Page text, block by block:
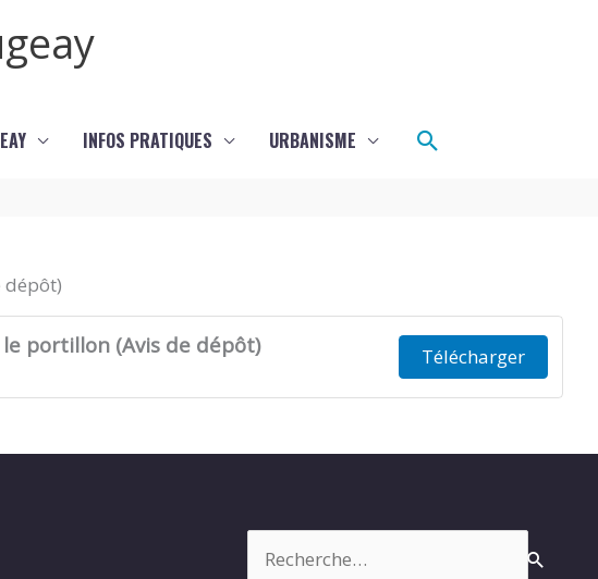
INFOS PRATIQUES URBANISME Rechercher
dépôt)
portillon (Avis de dépôt) Télécharger